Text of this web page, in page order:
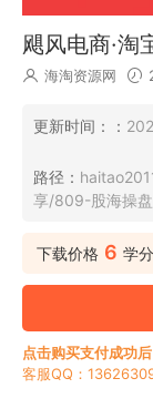
飓风电商·淘
海淘资源网
更新时间：：
路径：
享/809-股海操
下载价格 6 学
点击购买支付成功
客服QQ：